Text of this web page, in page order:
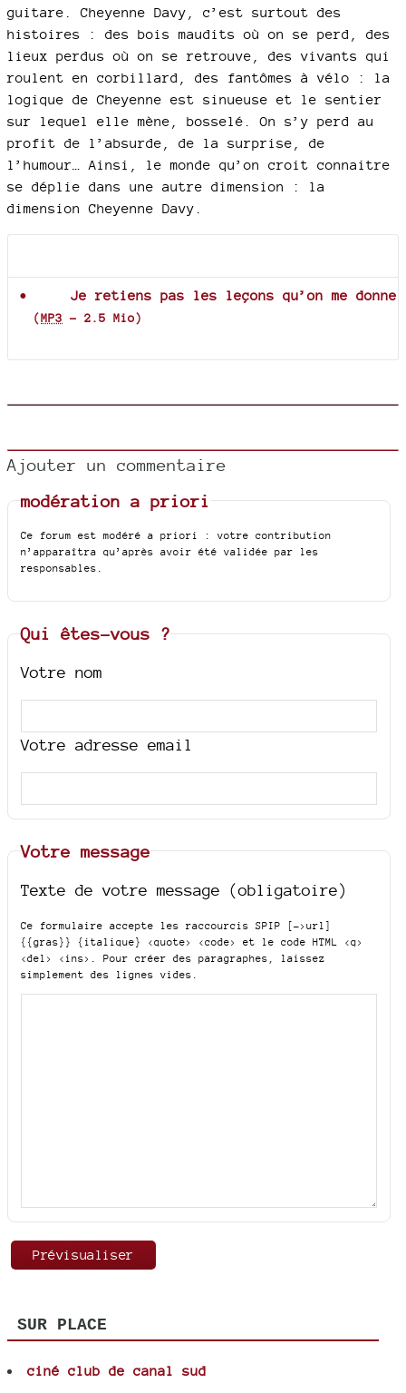
guitare. Cheyenne Davy, c’est surtout des
histoires : des bois maudits où on se perd, des
lieux perdus où on se retrouve, des vivants qui
roulent en corbillard, des fantômes à vélo : la
logique de Cheyenne est sinueuse et le sentier
sur lequel elle mène, bosselé. On s’y perd au
profit de l’absurde, de la surprise, de
l’humour… Ainsi, le monde qu’on croit connaitre
se déplie dans une autre dimension : la
dimension Cheyenne Davy.
Je retiens pas les leçons qu’on me donne
(MP3 - 2.5 Mio)
Ajouter un commentaire
modération a priori
Ce forum est modéré a priori : votre contribution
n’apparaîtra qu’après avoir été validée par les
responsables.
Qui êtes-vous ?
Votre nom
Votre adresse email
Votre message
Texte de votre message (obligatoire)
Ce formulaire accepte les raccourcis SPIP
[->url]
{{gras}} {italique} <quote> <code>
et le code HTML <q>
<del> <ins> . Pour créer des paragraphes, laissez
simplement des lignes vides.
SUR PLACE
ciné club de canal sud